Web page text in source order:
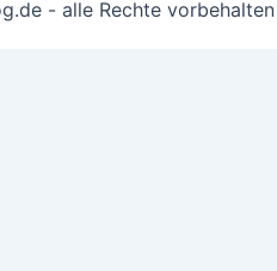
- alle Rechte vorbehalten